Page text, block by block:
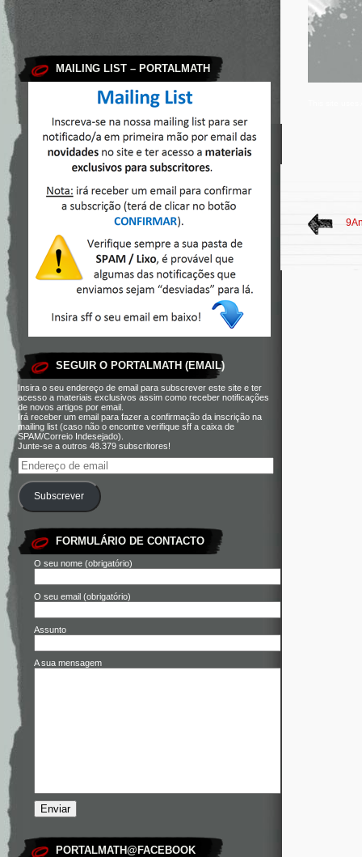
MAILING LIST – PORTALMATH
SEGUIR O PORTALMATH (EMAIL)
Insira o seu endereço de email para subscrever este site e ter
acesso a materiais exclusivos assim como receber notificações
de novos artigos por email.
Irá receber um email para fazer a confirmação da inscrição na
mailing list (caso não o encontre verifique sff a caixa de
SPAM/Correio Indesejado).
Junte-se a outros 48.379 subscritores!
Subscrever
FORMULÁRIO DE CONTACTO
O seu nome (obrigatório)
O seu email (obrigatório)
Assunto
A sua mensagem
PORTALMATH@FACEBOOK